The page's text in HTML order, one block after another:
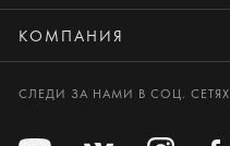
КОМПАНИЯ
СЛЕДИ ЗА НАМИ В СОЦ. СЕТЯХ